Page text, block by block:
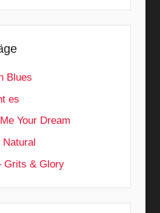
Blues
es
Your Dream
Grits & Glory